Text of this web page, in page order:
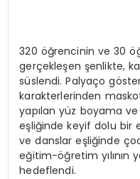
320 öğrencinin ve 30
gerçekleşen şenlikte,
süslendi. Palyaço
karakterlerinden
yapılan yüz boyama
eşliğinde keyif dolu bir
ve danslar eşliğinde
eğitim-öğretim yılının
hedeflendi.